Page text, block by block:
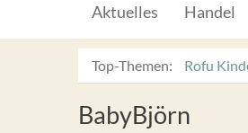
Aktuelles Handel
Top-Themen: Rofu
BabyBjörn